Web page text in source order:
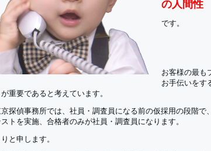
の人間性
です。
お客様の最も
お手伝いをす
重要であると考えています。
探偵事務所では、社員・調査員になる前の仮採用の段階で
トを実施、合格者のみが社員・調査員になります。
と申します。